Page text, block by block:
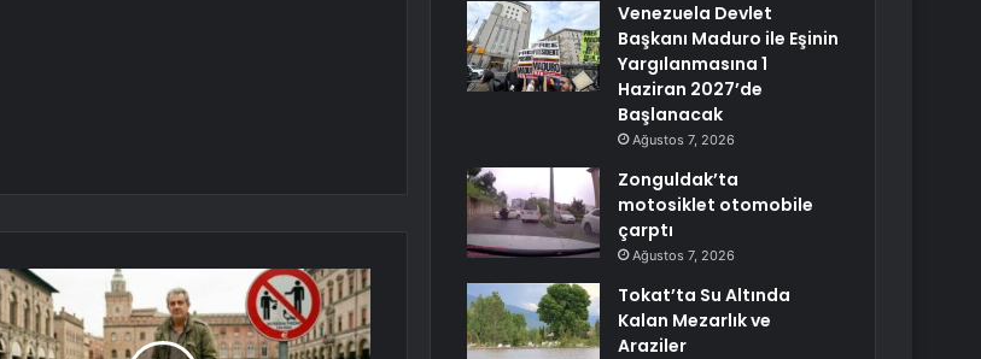
Venezuela Devlet
Başkanı Maduro ile Eşinin
Yargılanmasına 1
Haziran 2027’de
Başlanacak
Ağustos 7, 2026
Zonguldak’ta
motosiklet otomobile
çarptı
Ağustos 7, 2026
Tokat’ta Su Altında
Kalan Mezarlık ve
Araziler